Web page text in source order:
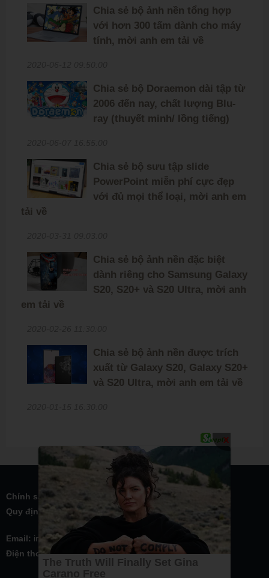
Chia sẻ bộ ảnh nền tổng hợp
với hơn 300 tấm dành cho máy
tính, mời anh em tải về
Chia sẻ bộ Doraemon dài tập từ
2006 đến nay, chất lượng Blu-
ray (thuyết minh/ lồng tiếng)
Chia sẻ bộ sưu tập slide
PowerPoint miễn phí cực đẹp
với đủ mọi thể loại, mời anh em
tải về
Chia sẻ bộ ảnh nền đặc biệt
dành riêng cho Samsung Galaxy
S20, S20+ và S20 Ultra, mời anh
em tải về
Chia sẻ bộ ảnh nền được trích
xuất từ Galaxy S20, Galaxy S20+
và S20 Ultra, mời anh em tải về
Chính sách bảo mật
Quy định - điều khoản
Email: inmylove2013@hotmail.com
Điện thoại:0938 330 757
X